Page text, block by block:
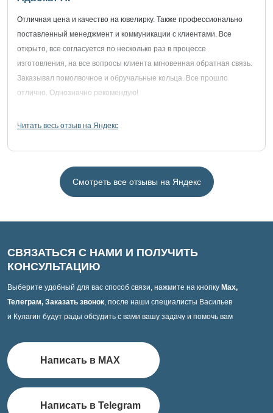
Отличная цена и качество на ювелирку. Также профессионально
поставленный менеджмент и коммуникации с клиентами. Все
открыто, все согласуется по несколько раз в процессе
изготовления, на все вопросы клиента мгновенная обратная связь.
Заказывал помолвочное и обручальные кольца. Все прошло
отлично. Однозначно рекомендую!
Читать весь отзыв на Яндекс
Смотреть все отзывы на Яндекс
СВЯЗАТЬСЯ С НАМИ И ПОЛУЧИТЬ
КОНСУЛЬТАЦИЮ
Выберите удобный для вас способ связи, нажмите на кнопку Max,
Телеграм, Заказать звонок, после наши специалисты Васильев
и Кулагин будут рады обсудить с вами вашу задачу и помочь вам
Написать в MAX
Написать в Telegram